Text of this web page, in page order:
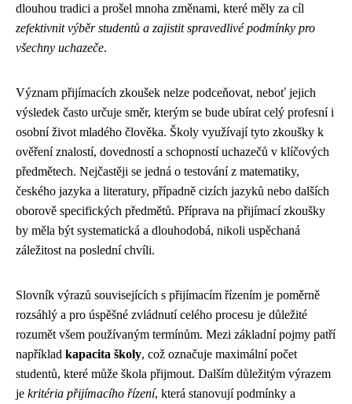
dlouhou tradici a prošel mnoha změnami, které měly za cíl
zefektivnit výběr studentů a zajistit spravedlivé podmínky pro
všechny uchazeče.
Význam přijímacích zkoušek nelze podceňovat, neboť jejich
výsledek často určuje směr, kterým se bude ubírat celý profesní i
osobní život mladého člověka. Školy využívají tyto zkoušky k
ověření znalostí, dovedností a schopností uchazečů v klíčových
předmětech. Nejčastěji se jedná o testování z matematiky,
českého jazyka a literatury, případně cizích jazyků nebo dalších
oborově specifických předmětů. Příprava na přijímací zkoušky
by měla být systematická a dlouhodobá, nikoli uspěchaná
záležitost na poslední chvíli.
Slovník výrazů souvisejících s přijímacím řízením je poměrně
rozsáhlý a pro úspěšné zvládnutí celého procesu je důležité
rozumět všem používaným termínům. Mezi základní pojmy patří
například kapacita školy, což označuje maximální počet
studentů, které může škola přijmout. Dalším důležitým výrazem
je kritéria přijímacího řízení, která stanovují podmínky a